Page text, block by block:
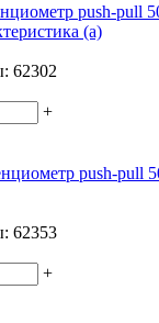
push-pull
(a)
62302
+
push-pull
62353
+